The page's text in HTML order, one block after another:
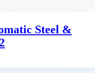
Steel &